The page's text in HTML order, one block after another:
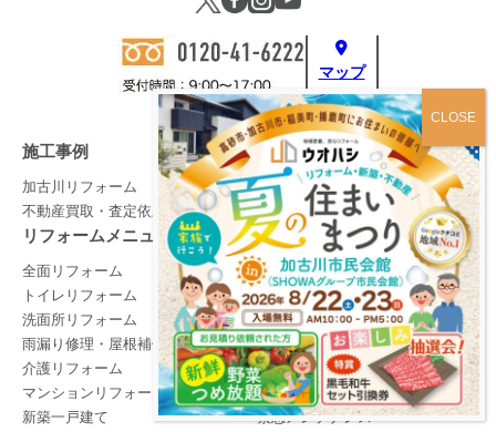
マップ
施工事例
加古川リフォーム
不動産買取・査定依頼
リフォームメニュー
全面リフォーム
キッチンリフォーム
トイレリフォーム
お風呂リフォーム
洗面所リフォーム
外壁・屋根塗装
雨漏り修理・屋根補修
外構リフォーム
介護リフォーム
ペットリフォーム
マンションリフォーム
中古住宅リノベ
新築一戸建て
緊急メンテナンス